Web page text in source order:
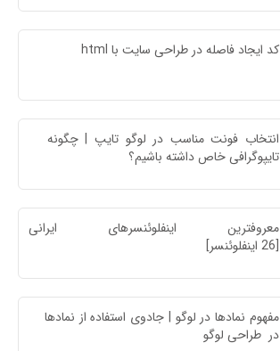
کد ایجاد فاصله در طراحی سایت با html
انتخاب فونت مناسب در لوگو تایپ | چگونه
تایپوگرافی خاص داشته باشیم؟
معروفترین اینفلوئنسرهای
[26 اینفلوئنسر]
مفهوم نمادها در لوگو | جادوی استفاده از نمادها
در  طراحی لوگو